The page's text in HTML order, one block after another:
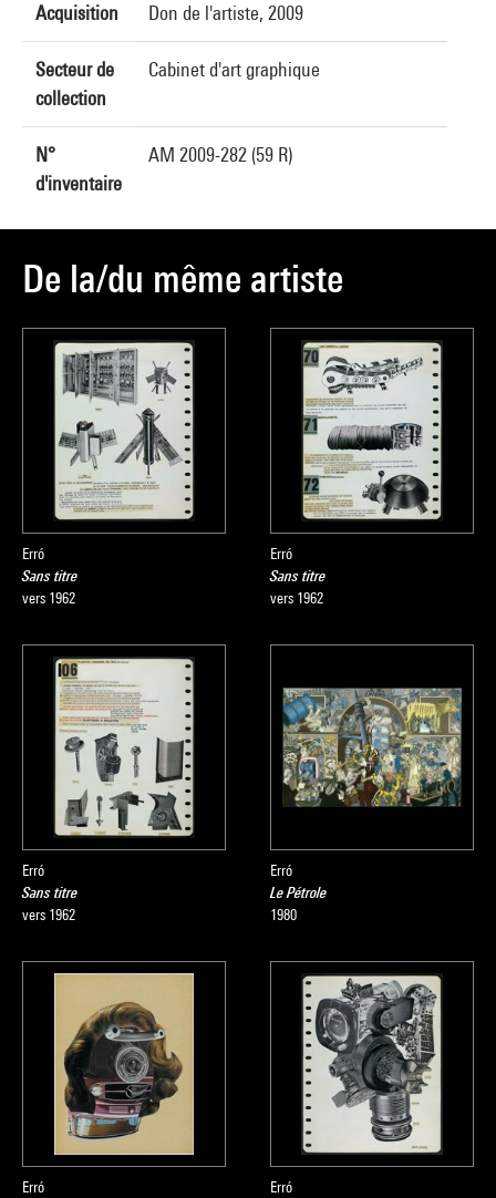
Acquisition Don de l'artiste, 2009
Secteur de
collection
Cabinet d'art graphique
N°
d'inventaire
AM 2009-282 (59 R)
De la/du même artiste
Erró
Sans titre
vers 1962
Erró
Sans titre
vers 1962
Erró
Sans titre
vers 1962
Erró
Le Pétrole
1980
Erró
Erró